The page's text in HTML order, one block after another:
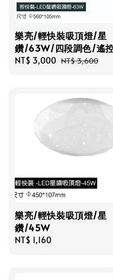
樂亮/輕快裝吸頂燈/星
鑽/63W/四段調色/遙
Sale
NT$ 3,000 Regular
NT$ 3,600
樂亮/輕快裝吸頂燈/星
鑽/45W
Regular
NT$ 1,160